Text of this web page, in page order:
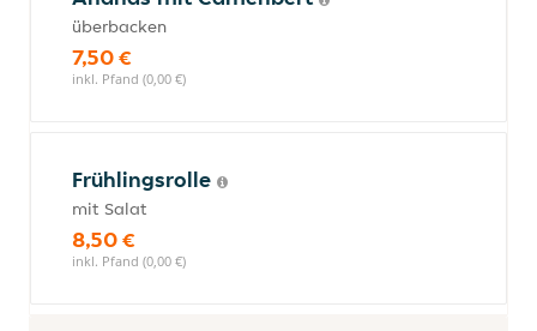
überbacken
7,50 €
inkl. Pfand (0,00 €)
Frühlingsrolle
mit Salat
8,50 €
inkl. Pfand (0,00 €)